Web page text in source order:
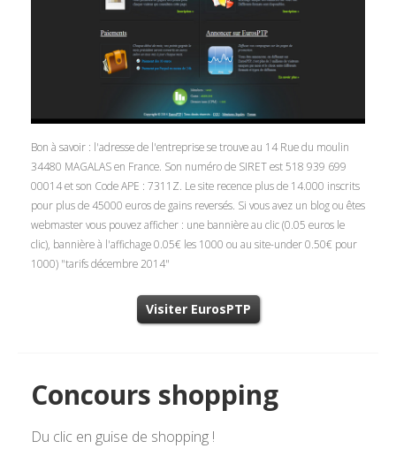
Bon à savoir : l'adresse de l'entreprise se trouve au 14 Rue du moulin
34480 MAGALAS en France. Son numéro de SIRET est 518 939 699
00014 et son Code APE : 7311Z. Le site recence plus de 14.000 inscrits
pour plus de 45000 euros de gains reversés. Si vous avez un blog ou êtes
webmaster vous pouvez afficher : une bannière au clic (0.05 euros le
clic), bannière à l'affichage 0.05€ les 1000 ou au site-under 0.50€ pour
1000) "tarifs décembre 2014"
Visiter EurosPTP
Concours shopping
Du clic en guise de shopping !